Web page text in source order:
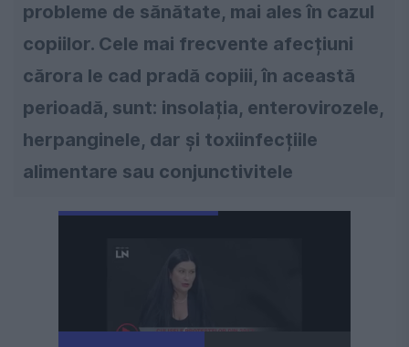
probleme de sănătate, mai ales în cazul
copiilor. Cele mai frecvente afecțiuni
cărora le cad pradă copiii, în această
perioadă, sunt: insolația, enterovirozele,
herpanginele, dar și toxiinfecțiile
alimentare sau conjunctivitele